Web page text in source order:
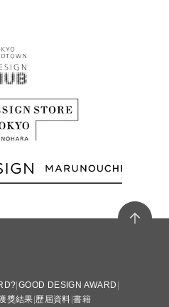
GOOD DESIGN AWARD
獎結果 歷屆資料 書籍